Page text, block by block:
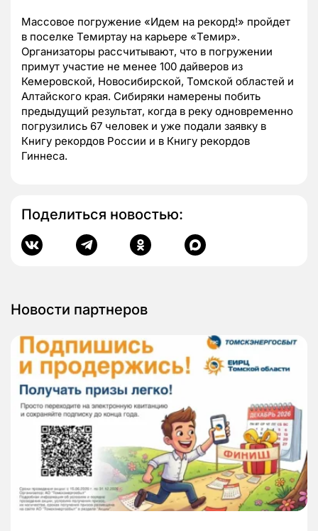
Массовое погружение «Идем на рекорд!» пройдет
в поселке Темиртау на карьере «Темир».
Организаторы рассчитывают, что в погружении
примут участие не менее 100 дайверов из
Кемеровской, Новосибирской, Томской областей и
Алтайского края. Сибиряки намерены побить
предыдущий результат, когда в реку одновременно
погрузились 67 человек и уже подали заявку в
Книгу рекордов России и в Книгу рекордов
Гиннеса.
Поделиться новостью:
Новости партнеров